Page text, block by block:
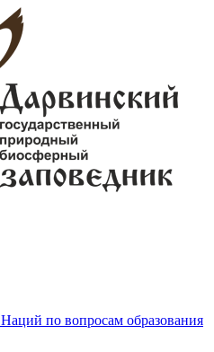
по вопросам образования